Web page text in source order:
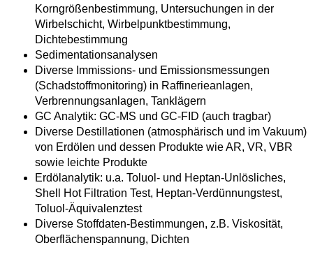
Korngrößenbestimmung, Untersuchungen in der
Wirbelschicht, Wirbelpunktbestimmung,
Dichtebestimmung
Sedimentationsanalysen
Diverse Immissions- und Emissionsmessungen
(Schadstoffmonitoring) in Raffinerieanlagen,
Verbrennungsanlagen, Tanklägern
GC Analytik: GC-MS und GC-FID (auch tragbar)
Diverse Destillationen (atmosphärisch und im Vakuum)
von Erdölen und dessen Produkte wie AR, VR, VBR
sowie leichte Produkte
Erdölanalytik: u.a. Toluol- und Heptan-Unlösliches,
Shell Hot Filtration Test, Heptan-Verdünnungstest,
Toluol-Äquivalenztest
Diverse Stoffdaten-Bestimmungen, z.B. Viskosität,
Oberflächenspannung, Dichten